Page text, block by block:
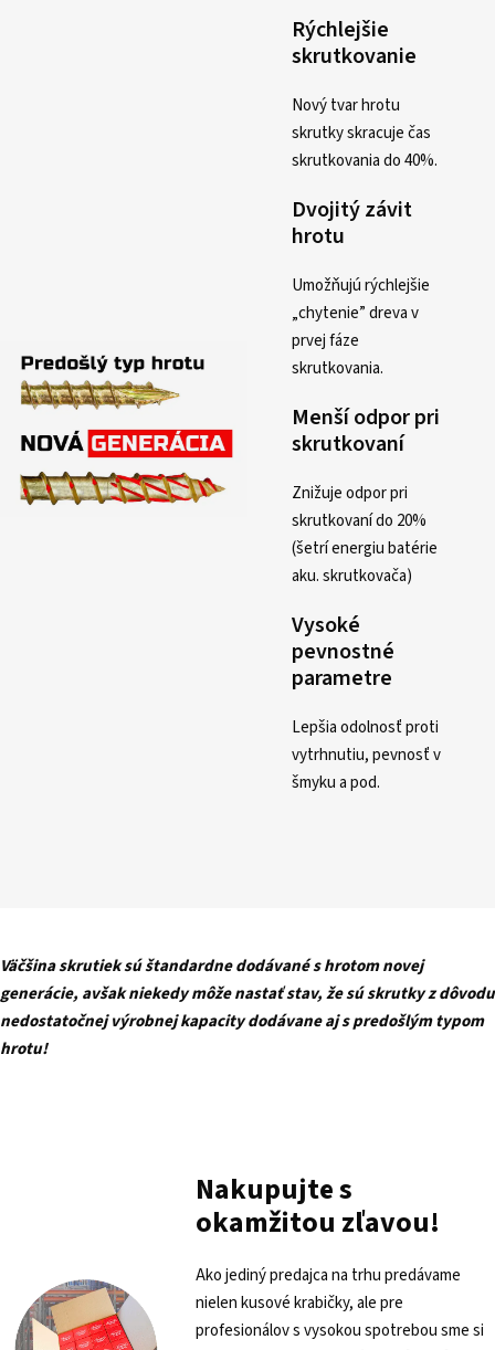
Rýchlejšie
skrutkovanie
Nový tvar hrotu
skrutky skracuje čas
skrutkovania do 40%.
Dvojitý závit
hrotu
Umožňujú rýchlejšie
„chytenie” dreva v
prvej fáze
skrutkovania.
Menší odpor pri
skrutkovaní
Znižuje odpor pri
skrutkovaní do 20%
(šetrí energiu batérie
aku. skrutkovača)
Vysoké
pevnostné
parametre
Lepšia odolnosť proti
vytrhnutiu, pevnosť v
šmyku a pod.
Väčšina skrutiek sú štandardne dodávané s hrotom novej
generácie, avšak niekedy môže nastať stav, že sú skrutky z dôvodu
nedostatočnej výrobnej kapacity dodávane aj s predošlým typom
hrotu!
Nakupujte s
okamžitou zľavou!
Ako jediný predajca na trhu predávame
nielen kusové krabičky, ale pre
profesionálov s vysokou spotrebou sme si